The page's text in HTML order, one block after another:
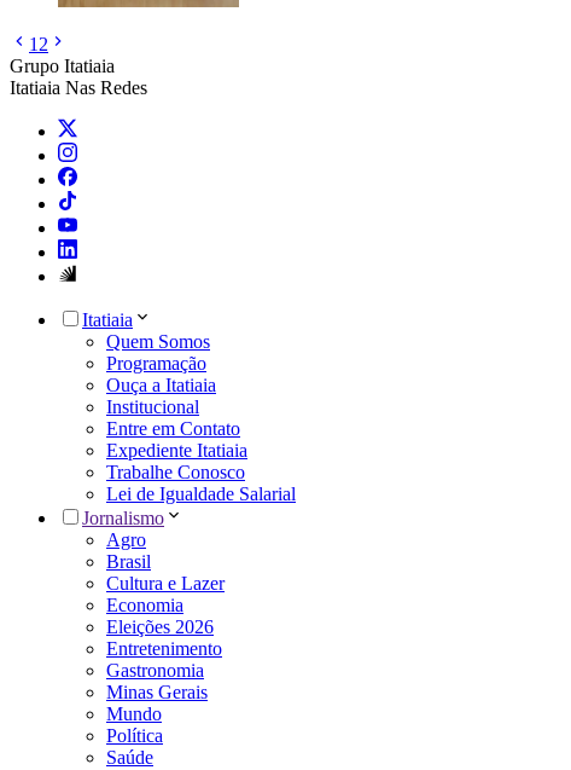
1 2
Grupo Itatiaia
Itatiaia Nas Redes
Itatiaia
Quem Somos
Programação
Ouça a Itatiaia
Institucional
Entre em Contato
Expediente Itatiaia
Trabalhe Conosco
Lei de Igualdade Salarial
Jornalismo
Agro
Brasil
Cultura e Lazer
Economia
Eleições 2026
Entretenimento
Gastronomia
Minas Gerais
Mundo
Política
Saúde